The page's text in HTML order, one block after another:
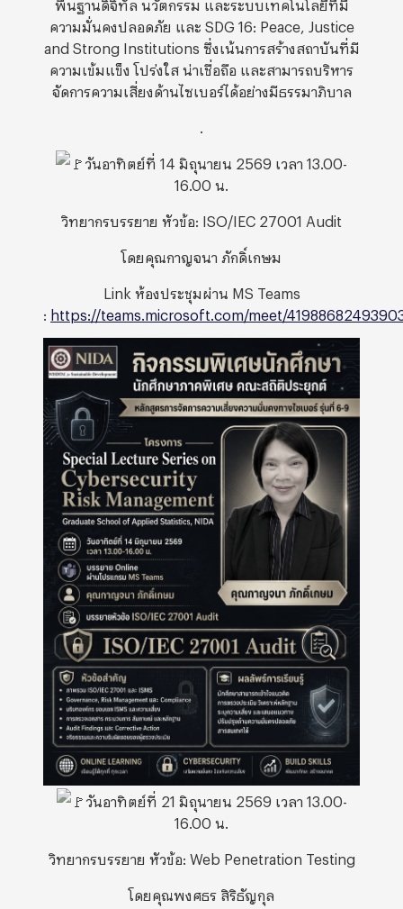
พื้นฐานดิจิทัล นวัตกรรม และระบบเทคโนโลยีที่มี
ความมั่นคงปลอดภัย และ SDG 16: Peace, Justice
and Strong Institutions ซึ่งเน้นการสร้างสถาบันที่มี
ความเข้มแข็ง โปร่งใส น่าเชื่อถือ และสามารถบริหาร
จัดการความเสี่ยงด้านไซเบอร์ได้อย่างมีธรรมาภิบาล
วันอาทิตย์ที่ 14 มิถุนายน 2569 เวลา 13.00-
16.00 น.
วิทยากรบรรยาย หัวข้อ: ISO/IEC 27001 Audit
โดยคุณกาญจนา ภักดิ์เกษม
Link ห้องประชุมผ่าน MS Teams
: https://teams.microsoft.com/meet/
วันอาทิตย์ที่ 21 มิถุนายน 2569 เวลา 13.00-
16.00 น.
วิทยากรบรรยาย หัวข้อ: Web Penetration Testing
โดยคุณพงศธร สิริธัญกุล